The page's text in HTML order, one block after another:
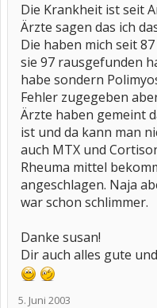
Die Krankheit ist seit
Ärzte sagen das ich
Die haben mich seit
sie 97 rausgefunden
habe sondern
Fehler zugegeben
Ärzte haben gemeint
ist und da kann man
auch MTX und
Rheuma mittel
angeschlagen. Naja
war schon schlimmer.
Danke susan!
Dir auch alles gute
5. Juni 2003